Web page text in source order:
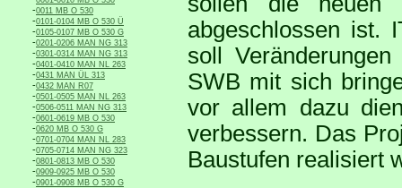
-0011 MB O 530
-0101-0104 MB O 530 Ü
-0105-0107 MB O 530 G
-0201-0206 MAN NG 313
-0301-0314 MAN NG 313
-0401-0410 MAN NL 263
-0431 MAN ÜL 313
-0432 MAN R07
-0501-0505 MAN NL 263
-0506-0511 MAN NG 313
-0601-0619 MB O 530
-0620 MB O 530 G
-0701-0704 MAN NL 283
-0705-0714 MAN NG 323
-0801-0813 MB O 530
-0909-0925 MB O 530
-0901-0908 MB O 530 G
abgeschlossen ist.
soll
SWB mit sich
vor allem dazu
verbessern. Das
Baustufen realisiert